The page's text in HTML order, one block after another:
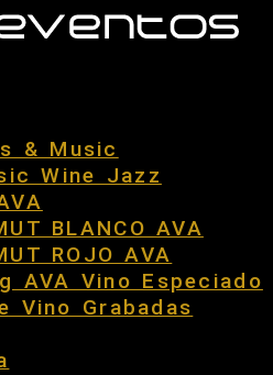
& Music
Wine Jazz
BLANCO AVA
ROJO AVA
AVA Vino Especiado
Vino Grabadas